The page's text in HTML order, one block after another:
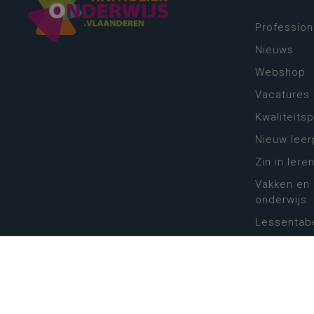
Nieuws
Webshop
Vacatures
Nieuw
Zin in
Vakken
onderwijs